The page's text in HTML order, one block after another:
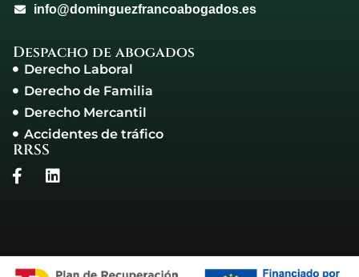
info@dominguezfrancoabogados.es
Despacho de abogados
Derecho Laboral
Derecho de Familia
Derecho Mercantil
Accidentes de tráfico
RRSS